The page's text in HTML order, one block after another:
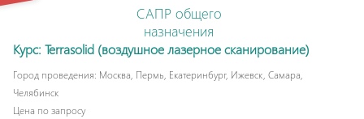
САПР общего
назначения
Курс: Terrasolid (воздушное лазерное сканирование)
Город проведения: Москва, Пермь, Екатеринбург, Ижевск, Самара,
Челябинск
Цена по запросу